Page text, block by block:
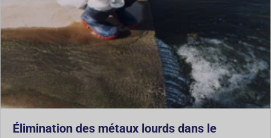
Élimination des métaux lourds dans le